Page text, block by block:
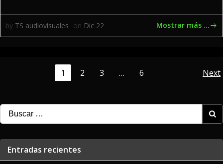
by TS audiovisuales on Dic 22 Mostrar más ...
Navegación
por
las
entradas
Página
1 Página
2 Página
3 … Página
6 Next
Buscar:
Entradas recientes